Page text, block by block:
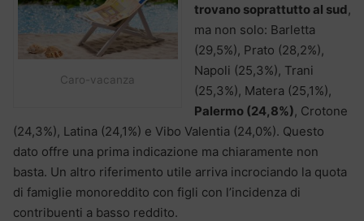
Caro-vacanza
trovano soprattutto al sud,
ma non solo: Barletta
(29,5%), Prato (28,2%),
Napoli (25,3%), Trani
(25,3%), Matera (25,1%),
Palermo (24,8%), Crotone
(24,3%), Latina (24,1%) e Vibo Valentia (24,0%). Questo
dato offre una prima indicazione ma chiaramente non
basta. Un altro riferimento utile arriva incrociando la quota
di famiglie monoreddito con figli con l’incidenza di
contribuenti a basso reddito.